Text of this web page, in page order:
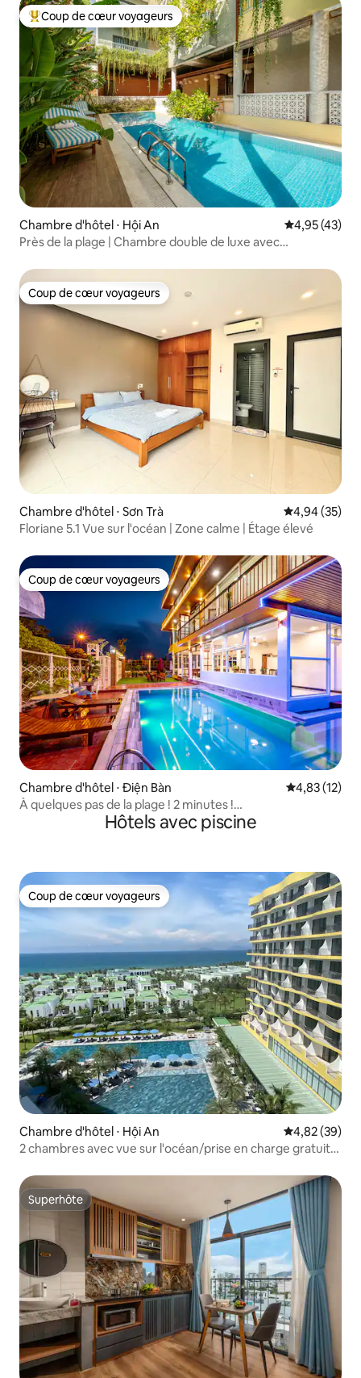
Coups de cœur voyageurs les plus appréciés
Coup de cœur voyageurs
Chambre d'hôtel ⋅ Hội An Évaluation
4,95 (43)
Près de la plage | Chambre double de luxe avec
Coup de cœur voyageurs
Coup de cœur voyageurs
Chambre d'hôtel ⋅ Sơn Trà Évaluation
4,94 (35)
Floriane 5.1 Vue sur l'océan | Zone calme | Étage élevé
Coup de cœur voyageurs
Coup de cœur voyageurs
Chambre d'hôtel ⋅ Điện Bàn Évaluation
4,83 (12)
À quelques pas de la plage ! 2 minutes !
Luxe / piscine / plage et barHôtels avec piscine
Coup de cœur voyageurs
Coup de cœur voyageurs
Chambre d'hôtel ⋅ Hội An Évaluation
4,82 (39)
2 chambres avec vue sur l'océan/prise en charge gratuite
Superhôte
Superhôte